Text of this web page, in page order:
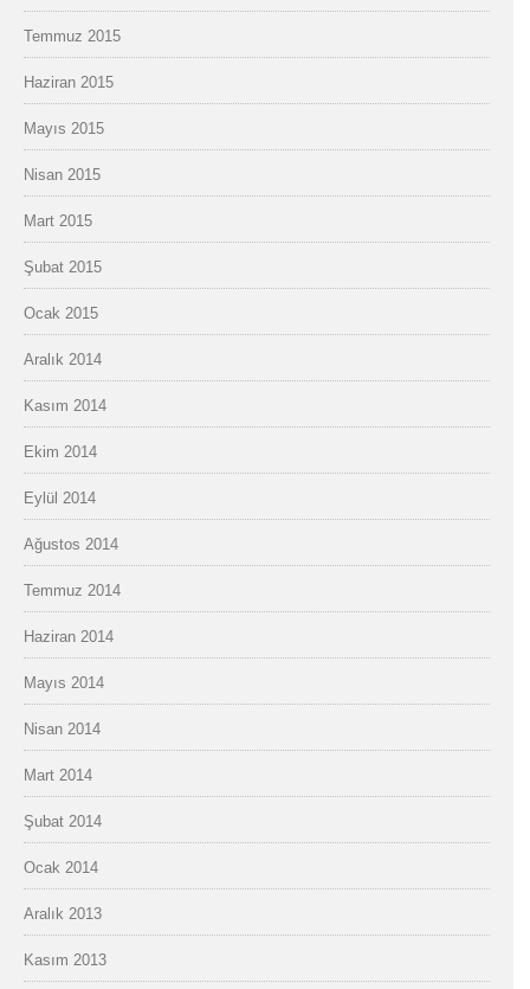
Temmuz 2015
Haziran 2015
Mayıs 2015
Nisan 2015
Mart 2015
Şubat 2015
Ocak 2015
Aralık 2014
Kasım 2014
Ekim 2014
Eylül 2014
Ağustos 2014
Temmuz 2014
Haziran 2014
Mayıs 2014
Nisan 2014
Mart 2014
Şubat 2014
Ocak 2014
Aralık 2013
Kasım 2013